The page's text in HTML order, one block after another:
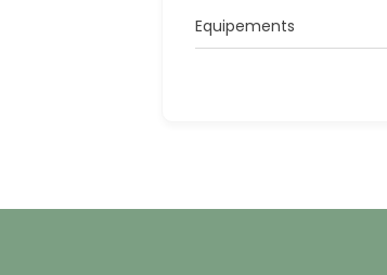
Equipements